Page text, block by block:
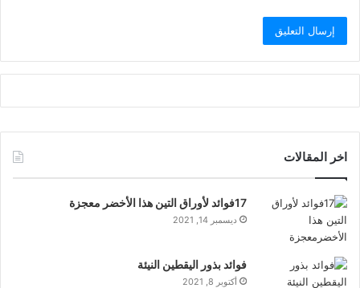
اخر المقالات
17فوائد لأوراق التين هذا الأخضر معجزة
ديسمبر 14, 2021
فوائد بذور اليقطين النيئة
أكتوبر 8, 2021